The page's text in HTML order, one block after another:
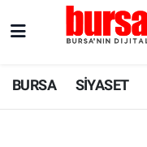
BURSA SİYASET